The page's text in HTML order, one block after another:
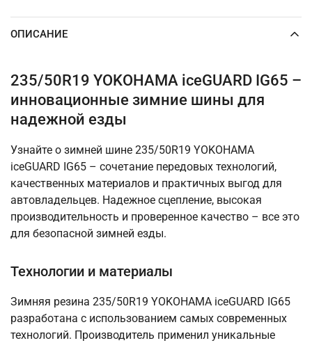
ОПИСАНИЕ
235/50R19 YOKOHAMA iceGUARD IG65 –
инновационные зимние шины для
надежной езды
Узнайте о зимней шине 235/50R19 YOKOHAMA
iceGUARD IG65 – сочетание передовых технологий,
качественных материалов и практичных выгод для
автовладельцев. Надежное сцепление, высокая
производительность и проверенное качество – все это
для безопасной зимней езды.
Технологии и материалы
Зимняя резина 235/50R19 YOKOHAMA iceGUARD IG65
разработана с использованием самых современных
технологий. Производитель применил уникальные